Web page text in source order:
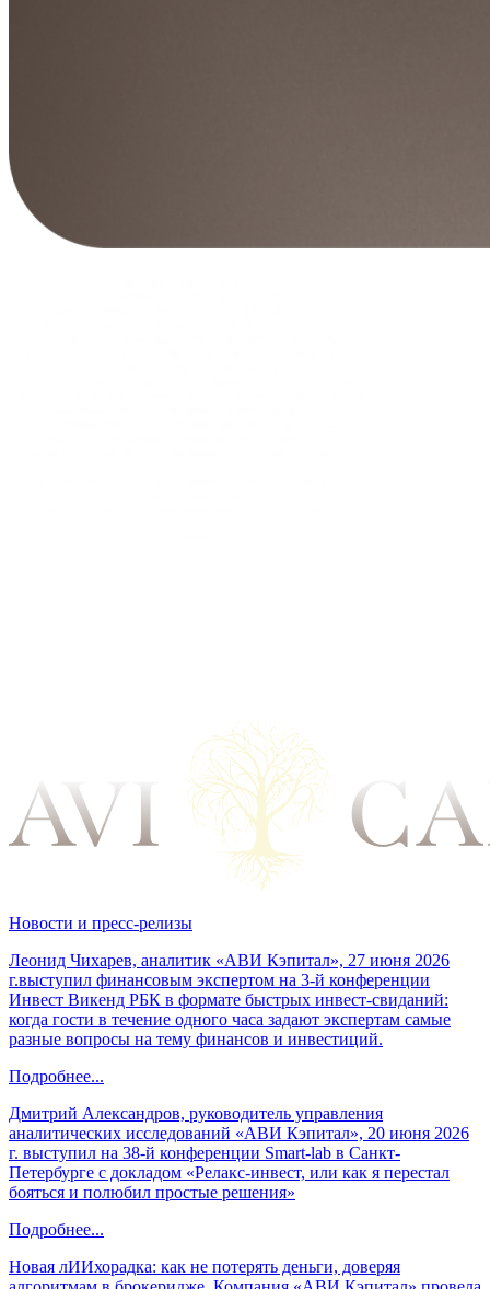
Новости и пресс-релизы
Леонид Чихарев, аналитик «АВИ Кэпитал», 27 июня 2026
г.выступил финансовым экспертом на 3-й конференции
Инвест Викенд РБК в формате быстрых инвест-свиданий:
когда гости в течение одного часа задают экспертам самые
разные вопросы на тему финансов и инвестиций.
Подробнее...
Дмитрий Александров, руководитель управления
аналитических исследований «АВИ Кэпитал», 20 июня 2026
г. выступил на 38-й конференции Smart-lab в Санкт-
Петербурге с докладом «Релакс-инвест, или как я перестал
бояться и полюбил простые решения»
Подробнее...
Новая лИИхорадка: как не потерять деньги, доверяя